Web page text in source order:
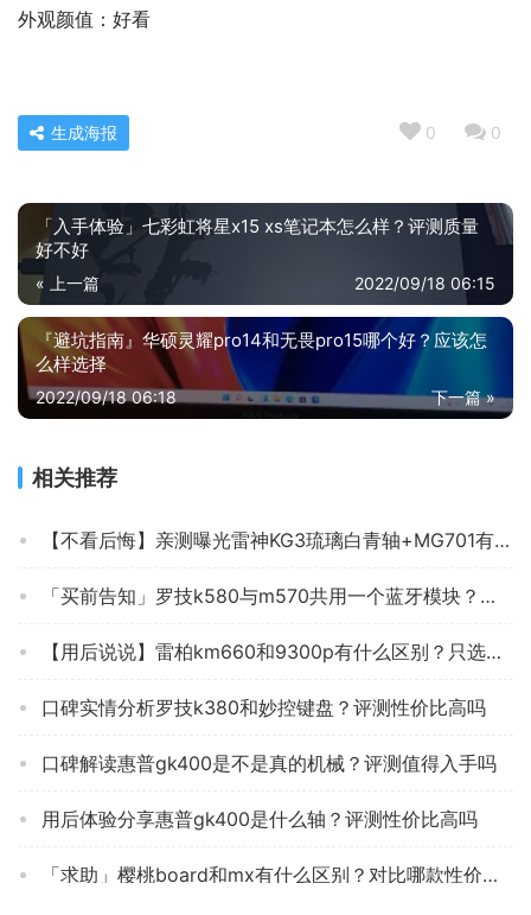
外观颜值：好看
0 0
生成海报
「入手体验」七彩虹将星x15 xs笔记本怎么样？评测质量
好不好
« 上一篇 2022/09/18 06:15
『避坑指南』华硕灵耀pro14和无畏pro15哪个好？应该怎
么样选择
下一篇 »
2022/09/18 06:18
相关推荐
【不看后悔】亲测曝光雷神KG3琉璃白青轴+MG701有线键盘 键盘质量怎么样？全方位评测分享!
「买前告知」罗技k580与m570共用一个蓝牙模块？深度剖析功能区别
【用后说说】雷柏km660和9300p有什么区别？只选对的不选贵的
口碑实情分析罗技k380和妙控键盘？评测性价比高吗
口碑解读惠普gk400是不是真的机械？评测值得入手吗
用后体验分享惠普gk400是什么轴？评测性价比高吗
「求助」樱桃board和mx有什么区别？对比哪款性价比更高